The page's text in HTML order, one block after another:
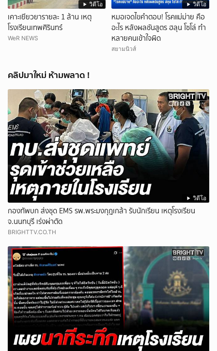
วิดีโอ
เคาะเยียวยารายละ 1 ล้าน เหตุ
โรงเรียนเทพศิรินทร์
WeR NEWS
วิดีโอ
หมอเจดไขคำตอบ! โรคแม่ม่าย คือ
อะไร หลังผลชันสูตร ฮลุน โซโล่ ทำ
หลายคนเข้าใจผิด
สยามนิวส์
คลิปมาใหม่ ห้ามพลาด !
วิดีโอ
กองทัพบก ส่งชุด EMS รพ.พระมงกุฎเกล้า รับนักเรียน เหตุโรงเรียน
จ.นนทบุรี เร่งผ่าตัด
BRIGHTTV.CO.TH